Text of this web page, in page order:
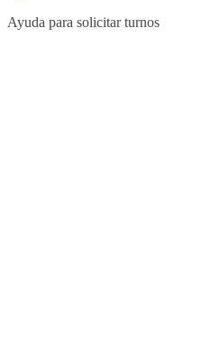
Ayuda para solicitar turnos